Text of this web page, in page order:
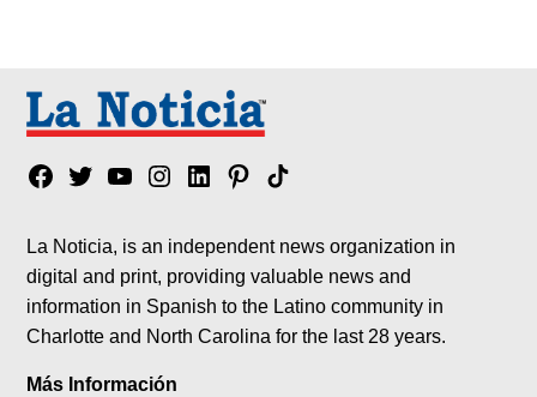
Facebook
TwitterYouTubeInstagram
LinkedinPinterest
Tik
La Noticia, is an independent news organization in
digital and print, providing valuable news and
information in Spanish to the Latino community in
Charlotte and North Carolina for the last 28 years.
Más Información